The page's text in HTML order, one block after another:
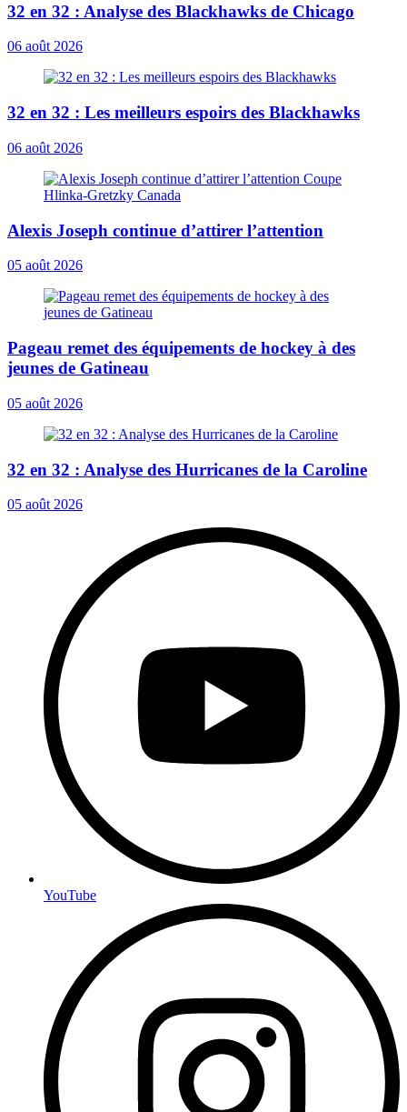
32 en 32 : Analyse des Blackhawks de Chicago
06 août 2026
32 en 32 : Les meilleurs espoirs des Blackhawks
06 août 2026
Alexis Joseph continue d’attirer l’attention
05 août 2026
Pageau remet des équipements de hockey à des
jeunes de Gatineau
05 août 2026
32 en 32 : Analyse des Hurricanes de la Caroline
05 août 2026
YouTube